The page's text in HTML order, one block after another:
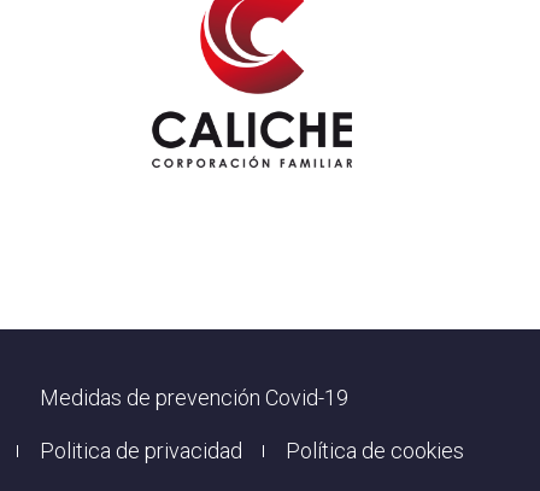
Footer
Medidas de prevención Covid-19
Politica de privacidad Política de cookies